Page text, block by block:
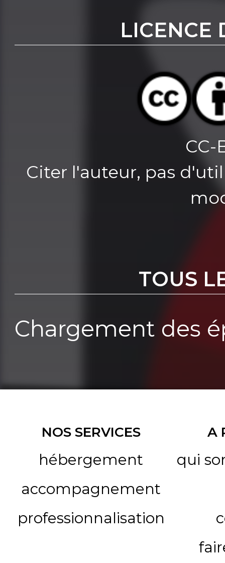
LICENCE
CC-
Citer l'auteur, pas
TOUS
Chargement des
NOS SERVICES
hébergement
accompagnement
professionnalisation
A
qui